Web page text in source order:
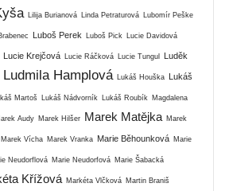
Lilija Burianová Linda Petraturová Lubomír Peške
Luboš Perek Luboš Pick Lucie Davidová
Lucie Krejčová Lucie Ráčková Lucie Tungul Luděk
Ludmila Hamplová Lukáš Houška Lukáš
Martoš Lukáš Nádvorník Lukáš Roubík Magdalena
Audy Marek Hilšer Marek Matějka Marek
Marek Vícha Marek Vranka Marie Běhounková Marie
Neudorflová Marie Neudorfová Marie Šabacká
Křížová Markéta Vlčková Martin Braniš